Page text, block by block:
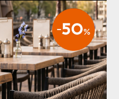
COMPACT TAFELBLAD NEW DELHI
405 TERRA
€29,95